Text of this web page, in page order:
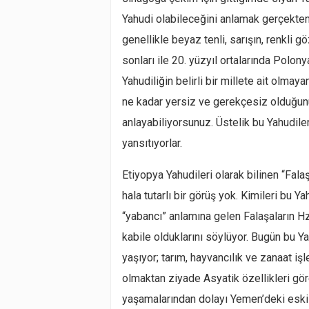
Yahudi olabileceğini anlamak
genellikle beyaz tenli, sarışın, renkli
sonları ile 20. yüzyıl ortalarında
Yahudiliğin belirli bir millete ait
ne kadar yersiz ve gerekçesiz
anlayabiliyorsunuz. Üstelik bu
yansıtıyorlar.
Etiyopya Yahudileri olarak bilinen
hala tutarlı bir görüş yok. Kimileri bu
“yabancı” anlamına gelen
kabile olduklarını söylüyor. Bugün bu
yaşıyor; tarım, hayvancılık ve zanaat
olmaktan ziyade Asyatik özellikleri
yaşamalarından dolayı Yemen’deki